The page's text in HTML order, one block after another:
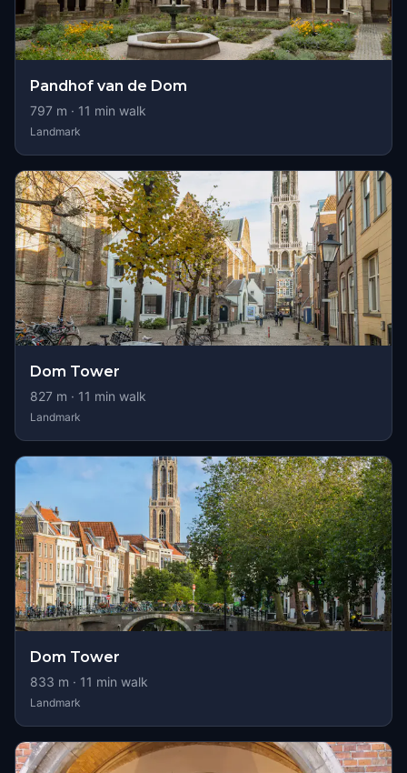
Pandhof van de Dom
797 m · 11 min walk
Landmark
Dom Tower
827 m · 11 min walk
Landmark
Dom Tower
833 m · 11 min walk
Landmark